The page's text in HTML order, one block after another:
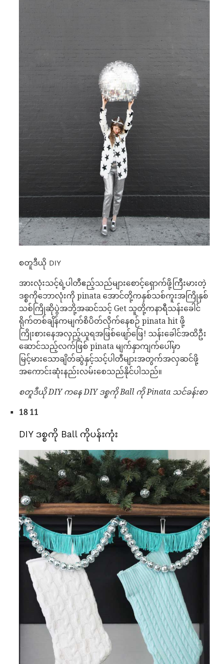
စတူဒီယို DIY
အားလုံးသင့်ရဲ့ပါတီဧည့်သည်များစောင့်ရှောက်ဖို့ကြီးမားတဲ့
ဒစ္စကိုဘောလုံးကို pinata အောင်တို့ကနှစ်သစ်ကူးအကြိုနှစ်
သစ်ကြိုဆိုပွဲအဘို့အဆင်သင့် Get သူတို့ကနာရီသန်းခေါင်
ရိုက်တစ်ချိန်ကမျက်စိပိတ်လိုက်နေစဉ် pinata hit ဖို့
ကြိုးစားနေအလှည့်ယူရအဖြစ်ဖျော်ဖြေ! သန်းခေါင်အထိဦး
ဆောင်သည့်လက်ဖြစ် pinata မျက်နှာကျက်ပေါ်မှာ
မြင့်မားသောချိတ်ဆွဲနှင့်သင့်ပါတီများအတွက်အလှဆင်ဖို့
အကောင်းဆုံးနည်းလမ်းစေသည်နိုင်ပါသည်။
စတူဒီယို DIY ကနေ DIY ဒစ္စကို Ball ကို Pinata သင်ခန်းစာ
18 11
DIY ဒစ္စကို Ball ကိုပန်းကုံး